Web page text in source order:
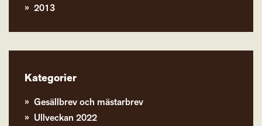
2013
Kategorier
Gesällbrev och mästarbrev
Ullveckan 2022